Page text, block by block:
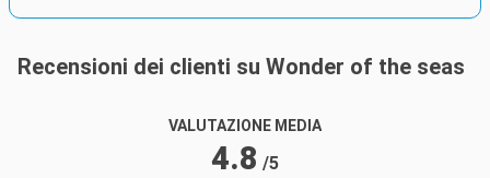
Recensioni dei clienti su Wonder of the seas
VALUTAZIONE MEDIA
4.8 /5